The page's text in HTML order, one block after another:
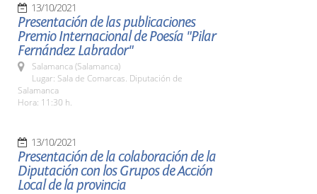
13/10/2021
Presentación de las publicaciones
Premio Internacional de Poesía "Pilar
Fernández Labrador"
Salamanca (Salamanca)
Lugar: Sala de Comarcas. Diputación de
Salamanca
Hora: 11:30 h.
13/10/2021
Presentación de la colaboración de la
Diputación con los Grupos de Acción
Local de la provincia